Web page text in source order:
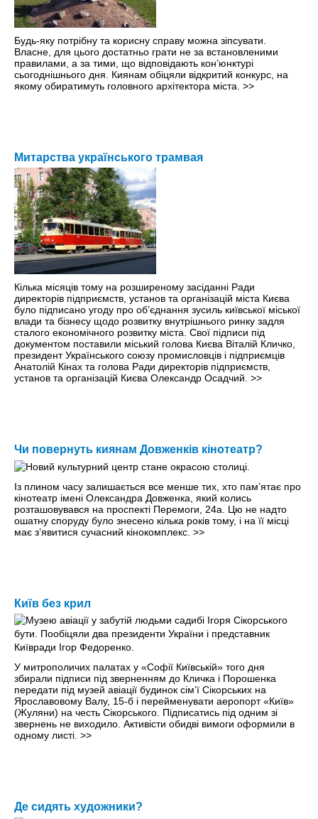
Будь-яку потрібну та корисну справу можна зіпсувати.
Власне, для цього достатньо грати не за встановленими
правилами, а за тими, що відповідають кон’юнктурі
сьогоднішнього дня. Киянам обіцяли відкритий конкурс, на
якому обиратимуть головного архітектора міста. >>
Митарства українського трамвая
Кілька місяців тому на розширеному засіданні Ради
директорів підприємств, установ та організацій міста Києва
було підписано угоду про об’єднання зусиль київської міської
влади та бізнесу щодо розвитку внутрішнього ринку задля
сталого економічного розвитку міста. Свої підписи під
документом поставили міський голова Києва Віталій Кличко,
президент Українського союзу промисловців і підприємців
Анатолій Кінах та голова Ради директорів підприємств,
установ та організацій Києва Олександр Осадчий. >>
Чи повернуть киянам Довженків кінотеатр?
Із плином часу залишається все менше тих, хто пам’ятає про
кінотеатр імені Олександра Довженка, який колись
розташовувався на проспекті Перемоги, 24а. Цю не надто
ошатну споруду було знесено кілька років тому, і на її місці
має з’явитися сучасний кінокомплекс. >>
Київ без крил
У митрополичих палатах у «Софії Київській» того дня
збирали підписи під зверненням до Кличка і Порошенка
передати під музей авіації будинок сім’ї Сікорських на
Ярославовому Валу, 15-б і перейменувати аеропорт «Київ»
(Жуляни) на честь Сікорського. Підписатись під одним зі
звернень не виходило. Активісти обидві вимоги оформили в
одному листі. >>
Де сидять художники?